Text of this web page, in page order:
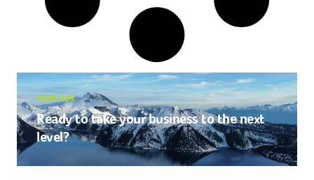
YOUR ADS
Ready to take your business to the next
level?